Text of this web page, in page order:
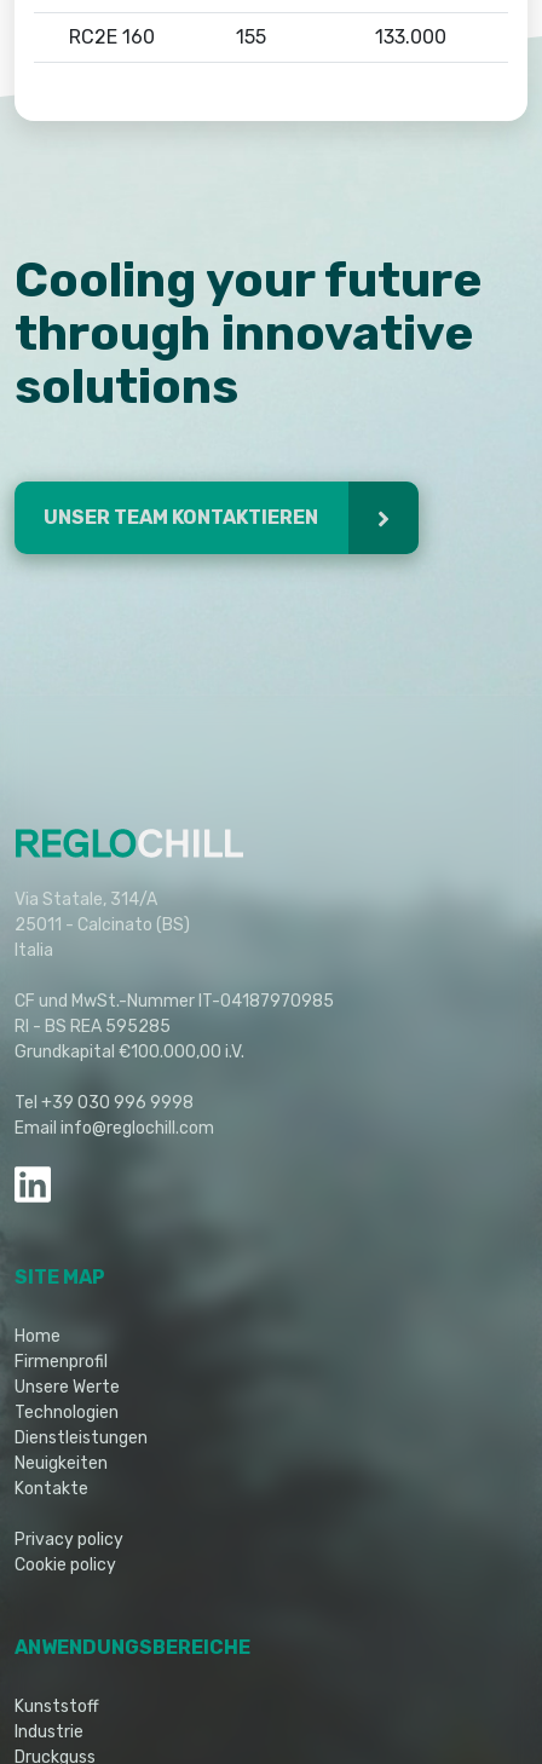
RC2E 160 155 133.000
Cooling your future
through innovative
solutions
UNSER TEAM KONTAKTIEREN
Via Statale, 314/A
25011 - Calcinato (BS)
Italia
CF und MwSt.-Nummer IT-04187970985
RI - BS REA 595285
Grundkapital €100.000,00 i.V.
Tel +39 030 996 9998
Email info@reglochill.com
SITE MAP
Home
Firmenprofil
Unsere Werte
Technologien
Dienstleistungen
Neuigkeiten
Kontakte
Privacy policy
Cookie policy
ANWENDUNGSBEREICHE
Kunststoff
Industrie
Druckguss